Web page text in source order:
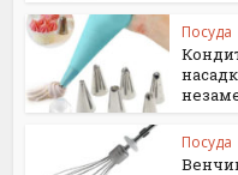
Посуда
Посуда